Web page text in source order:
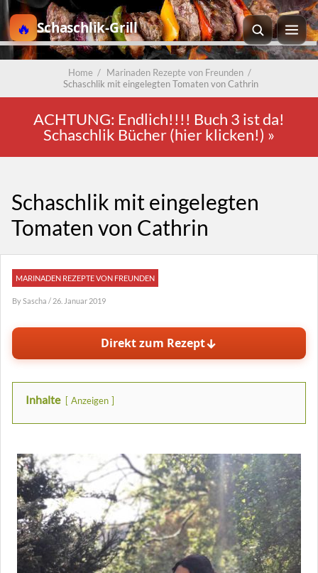
Schaschlik-Grill
Home / Marinaden Rezepte von Freunden /
Schaschlik mit eingelegten Tomaten von Cathrin
ACHTUNG: Endlich!!!! Buch 3 ist da!
Schaschlik Bücher (hier klicken!) »
Schaschlik mit eingelegten
Tomaten von Cathrin
MARINADEN REZEPTE VON FREUNDEN
BySascha / 26. Januar 2019
Direkt zum Rezept↓
Inhalte Anzeigen